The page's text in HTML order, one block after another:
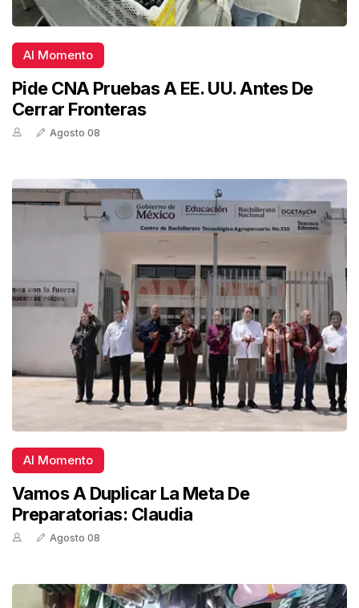
Al Momento
Pide CNA Pruebas A EE. UU. Antes De
Cerrar Fronteras
Agosto 08
Al Momento
Vamos A Duplicar La Meta De
Preparatorias: Claudia
Agosto 08